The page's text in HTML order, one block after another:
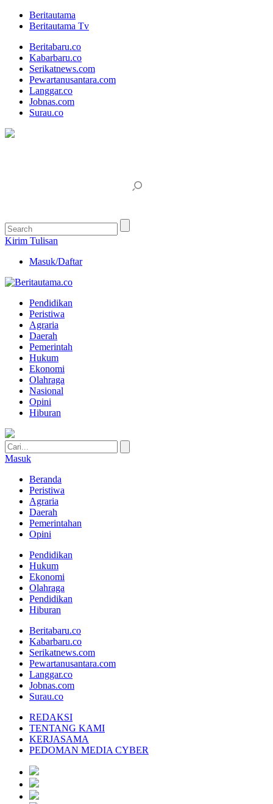
Beritautama
Beritautama Tv
Beritabaru.co
Kabarbaru.co
Serikatnews.com
Pewartanusantara.com
Langgar.co
Jobnas.com
Surau.co
Kirim Tulisan
Masuk/Daftar
Pendidikan
Peristiwa
Agraria
Daerah
Pemerintah
Hukum
Ekonomi
Olahraga
Nasional
Opini
Hiburan
Masuk
Beranda
Peristiwa
Agraria
Daerah
Pemerintahan
Opini
Pendidikan
Hukum
Ekonomi
Olahraga
Pendidikan
Hiburan
Beritabaru.co
Kabarbaru.co
Serikatnews.com
Pewartanusantara.com
Langgar.co
Jobnas.com
Surau.co
REDAKSI
TENTANG KAMI
KERJASAMA
PEDOMAN MEDIA CYBER